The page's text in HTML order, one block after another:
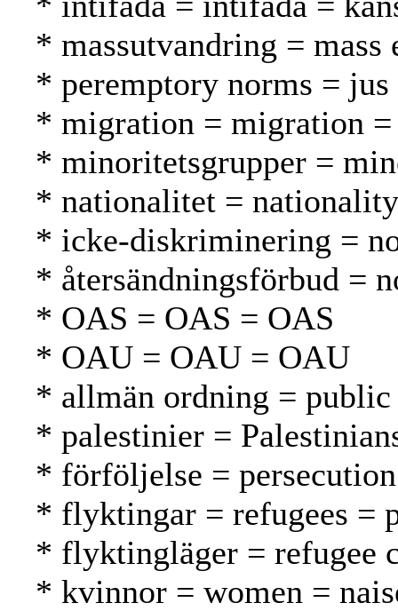
* massutvandring =
* peremptory norms = jus
* migration = migration
* minoritetsgrupper =
* nationalitet =
* icke-diskriminering =
* återsändningsförbud =
* OAS = OAS = OAS
* OAU = OAU = OAU
* allmän ordning =
* palestinier =
* förföljelse =
* flyktingar = refugees =
* flyktingläger = refugee
* kvinnor = women =